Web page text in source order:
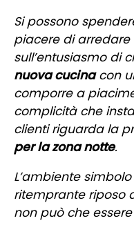
Si possono
piacere di arredare
sull’entusiasmo di
nuova cucinacon
comporre a
complicità che
clienti riguarda la
per la zona notte.
L’ambiente
ritemprante riposo
non può che